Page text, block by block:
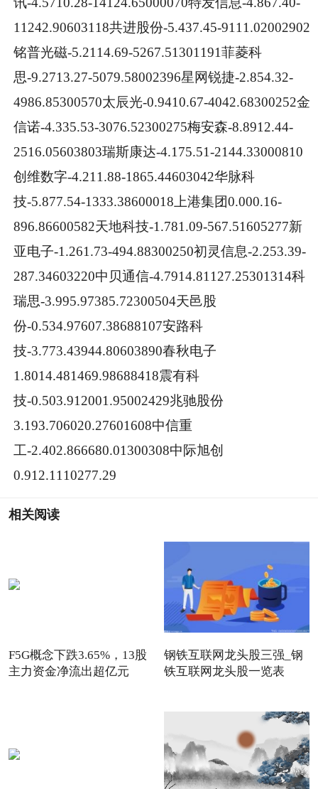
11242.90603118共进股份-5.437.45-9111.02002902
铭普光磁-5.2114.69-5267.51301191菲菱科
思-9.2713.27-5079.58002396星网锐捷-2.854.32-
4986.85300570太辰光-0.9410.67-4042.68300252金
信诺-4.335.53-3076.52300275梅安森-8.8912.44-
2516.05603803瑞斯康达-4.175.51-2144.33000810
创维数字-4.211.88-1865.44603042华脉科
技-5.877.54-1333.38600018上港集团0.000.16-
896.86600582天地科技-1.781.09-567.51605277新
亚电子-1.261.73-494.88300250初灵信息-2.253.39-
287.34603220中贝通信-4.7914.81127.25301314科
瑞思-3.995.97385.72300504天邑股
份-0.534.97607.38688107安路科
技-3.773.43944.80603890春秋电子
1.8014.481469.98688418震有科
技-0.503.912001.95002429兆驰股份
3.193.706020.27601608中信重
工-2.402.866680.01300308中际旭创
0.912.1110277.29
相关阅读
F5G概念下跌3.65%，13股
主力资金净流出超亿元
钢铁互联网龙头股三强_钢
铁互联网龙头股一览表